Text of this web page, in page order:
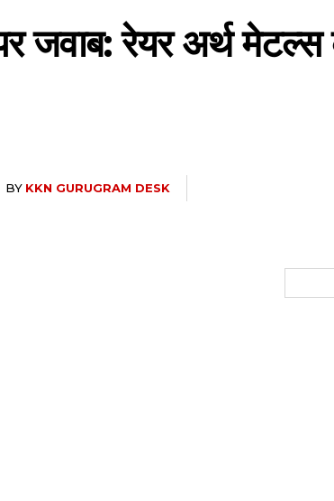
जवाब: रेयर अर्थ मेटल्स
BY KKN GURUGRAM DESK